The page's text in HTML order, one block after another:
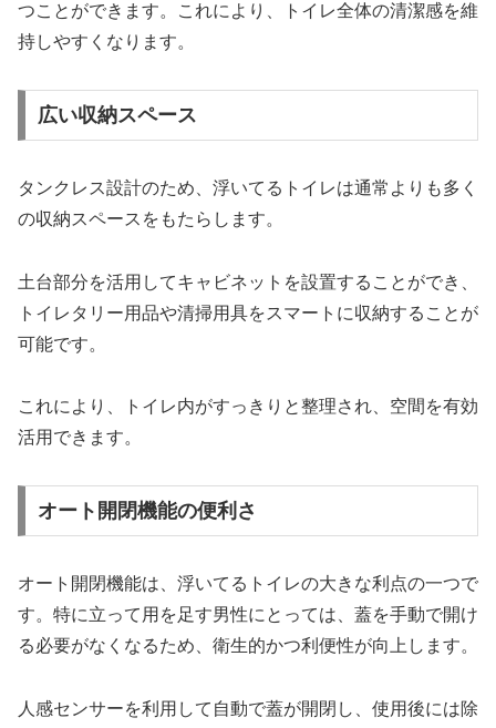
つことができます。これにより、トイレ全体の清潔感を維
持しやすくなります。
広い収納スペース
タンクレス設計のため、浮いてるトイレは通常よりも多く
の収納スペースをもたらします。
土台部分を活用してキャビネットを設置することができ、
トイレタリー用品や清掃用具をスマートに収納することが
可能です。
これにより、トイレ内がすっきりと整理され、空間を有効
活用できます。
オート開閉機能の便利さ
オート開閉機能は、浮いてるトイレの大きな利点の一つで
す。特に立って用を足す男性にとっては、蓋を手動で開け
る必要がなくなるため、衛生的かつ利便性が向上します。
人感センサーを利用して自動で蓋が開閉し、使用後には除